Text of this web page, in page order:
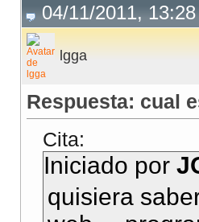
04/11/2011, 13:28
lgga
Respuesta: cual
Cita:
Iniciado por
quisiera